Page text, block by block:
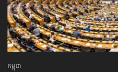
កម្ពុជា